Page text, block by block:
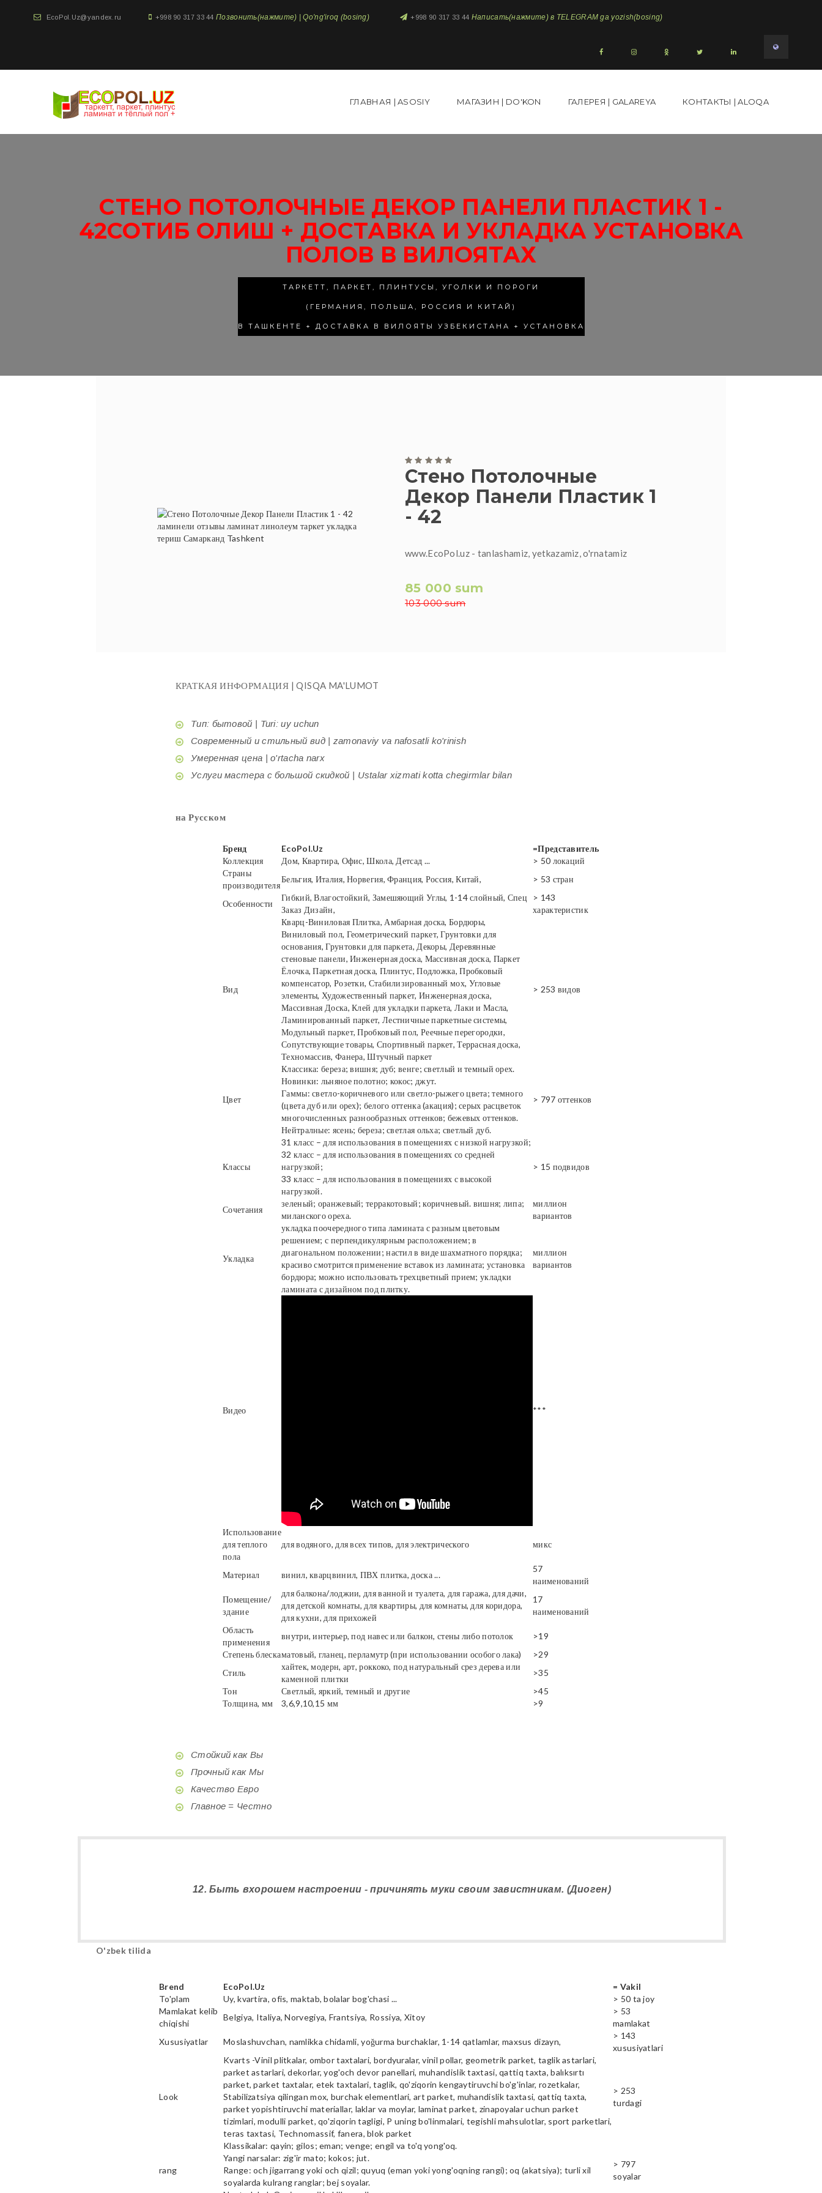
EcoPol.Uz@yandex.ru +998 90 317 33 44 Позвонить(нажмите) | Qo'ng'iroq (bosing) +998 90 317 33 44 Написать(нажмите) в TELEGRAM ga yozish(bosing)
ГЛАВНАЯ | ASOSIY МАГАЗИН | DO'KON ГАЛЕРЕЯ | GALAREYA КОНТАКТЫ | ALOQA
СТЕНО ПОТОЛОЧНЫЕ ДЕКОР ПАНЕЛИ ПЛАСТИК 1 -
42СОТИБ ОЛИШ + ДОСТАВКА И УКЛАДКА УСТАНОВКА
ПОЛОВ В ВИЛОЯТАХ
ТАРКЕТТ, ПАРКЕТ, ПЛИНТУСЫ, УГОЛКИ И ПОРОГИ
(ГЕРМАНИЯ, ПОЛЬША, РОССИЯ И КИТАЙ)
В ТАШКЕНТЕ + ДОСТАВКА В ВИЛОЯТЫ УЗБЕКИСТАНА + УСТАНОВКА
Стено Потолочные
Декор Панели Пластик 1
- 42
www.EcoPol.uz - tanlashamiz, yetkazamiz, o'rnatamiz
85 000 sum
103 000 sum
КРАТКАЯ ИНФОРМАЦИЯ | QISQA MA'LUMOT
Тип: бытовой | Turi: uy uchun
Современный и стильный вид | zamonaviy va nafosatli ko'rinish
Умеренная цена | o'rtacha narx
Услуги мастера с большой скидкой | Ustalar xizmati kotta chegirmlar bilan
на Русском
Бренд EcoPol.Uz
=Представитель
Коллекция
Дом, Квартира, Офис, Школа, Детсад ...
> 50 локаций
Страны
производителя
Бельгия, Италия, Норвегия, Франция, Россия, Китай, > 53 стран
Особенности
Гибкий, Влагостойкий, Замешяющий Углы, 1-14 слойный, Спец
Заказ Дизайн,
> 143
характеристик
Вид
Кварц-Виниловая Плитка, Амбарная доска, Бордюры,
Виниловый пол, Геометрический паркет, Грунтовки для
основания, Грунтовки для паркета, Декоры, Деревянные
стеновые панели, Инженерная доска, Массивная доска, Паркет
Ёлочка, Паркетная доска, Плинтус, Подложка, Пробковый
компенсатор, Розетки, Стабилизированный мох, Угловые
элементы, Художественный паркет, Инженерная доска,
Массивная Доска, Клей для укладки паркета, Лаки и Масла,
Ламинированный паркет, Лестничные паркетные системы,
Модульный паркет, Пробковый пол, Реечные перегородки,
Сопутствующие товары, Спортивный паркет, Террасная доска,
Техномассив, Фанера, Штучный паркет
> 253 видов
Цвет
Классика: береза; вишня; дуб; венге; светлый и темный орех.
Новинки: льняное полотно; кокос; джут.
Гаммы: светло-коричневого или светло-рыжего цвета; темного
(цвета дуб или орех); белого оттенка (акация); серых расцветок
многочисленных разнообразных оттенков; бежевых оттенков.
Нейтралные: ясень; береза; светлая ольха; светлый дуб.
> 797 оттенков
Классы
31 класс – для использования в помещениях с низкой нагрузкой;
32 класс – для использования в помещениях со средней
нагрузкой;
33 класс – для использования в помещениях с высокой
нагрузкой.
> 15 подвидов
Сочетания
зеленый; оранжевый; терракотовый; коричневый. вишня; липа;
миланского ореха.
миллион
вариантов
Укладка
укладка поочередного типа ламината с разным цветовым
решением; с перпендикулярным расположением; в
диагональном положении; настил в виде шахматного порядка;
красиво смотрится применение вставок из ламината; установка
бордюра; можно использовать трехцветный прием; укладки
ламината с дизайном под плитку.
миллион
вариантов
Видео ***
Использование
для теплого
пола
для водяного, для всех типов, для электрического микс
Материал винил, кварцвинил, ПВХ плитка, доска ...
57
наименований
Помещение/
здание
для балкона/лоджии, для ванной и туалета, для гаража, для дачи,
для детской комнаты, для квартиры, для комнаты, для коридора,
для кухни, для прихожей
17
наименований
Область
применения
внутри, интерьер, под навес или балкон, стены либо потолок
>19
Степень блескаматовый, гланец, перламутр (при использовании особого лака)
>29
Стиль
хайтек, модерн, арт, роккоко, под натуральный срез дерева или
каменной плитки
>35
Тон
Светлый, яркий, темный и другие
>45
Толщина, мм
3,6,9,10,15 мм >9
Стойкий как Вы
Прочный как Мы
Качество Евро
Главное = Честно
12. Быть вхорошем настроении - причинять муки своим завистникам. (Диоген)
O'zbek tilida
Brend EcoPol.Uz
= Vakil
To'plam
Uy, kvartira, ofis, maktab, bolalar bog'chasi ...
> 50 ta joy
Mamlakat kelib
chiqishi
Belgiya, Italiya, Norvegiya, Frantsiya, Rossiya, Xitoy
> 53
mamlakat
Xususiyatlar
Moslashuvchan, namlikka chidamli, yoğurma burchaklar, 1-14 qatlamlar, maxsus dizayn,
> 143
xususiyatlari
Look
Kvarts -Vinil plitkalar, ombor taxtalari, bordyuralar, vinil pollar, geometrik parket, taglik astarlari,
parket astarlari, dekorlar, yog'och devor panellari, muhandislik taxtasi, qattiq taxta, balıksırtı
parket, parket taxtalar, etek taxtalari, taglik, qo'ziqorin kengaytiruvchi bo'g'inlar, rozetkalar,
Stabilizatsiya qilingan mox, burchak elementlari, art parket, muhandislik taxtasi, qattiq taxta,
parket yopishtiruvchi materiallar, laklar va moylar, laminat parket, zinapoyalar uchun parket
tizimlari, modulli parket, qo'ziqorin tagligi, P uning bo'linmalari, tegishli mahsulotlar, sport parketlari,
teras taxtasi, Technomassif, fanera, blok parket
> 253
turdagi
rang
Klassikalar: qayin; gilos; eman; venge; engil va to'q yong'oq.
Yangi narsalar: zig'ir mato; kokos; jut.
Range: och jigarrang yoki och qizil; quyuq (eman yoki yong'oqning rangi); oq (akatsiya); turli xil
soyalarda kulrang ranglar; bej soyalar.
> 797
soyalar